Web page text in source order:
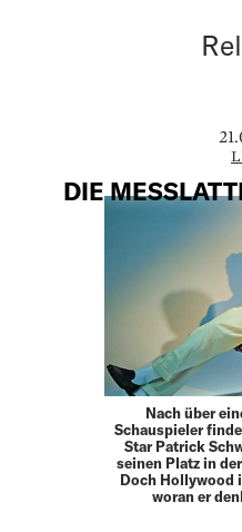
DIE
Nach über
Schauspieler
Star Patrick
seinen Platz in
Doch Hollywood
woran er